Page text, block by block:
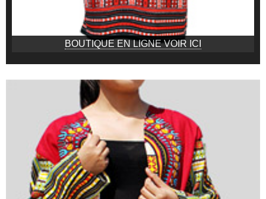
BOUTIQUE EN LIGNE VOIR ICI